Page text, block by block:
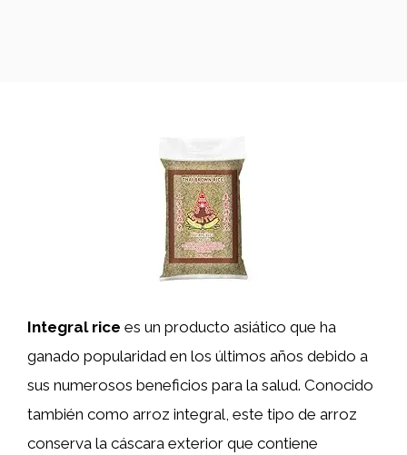
Integral rice es un producto asiático que ha
ganado popularidad en los últimos años debido a
sus numerosos beneficios para la salud. Conocido
también como arroz integral, este tipo de arroz
conserva la cáscara exterior que contiene